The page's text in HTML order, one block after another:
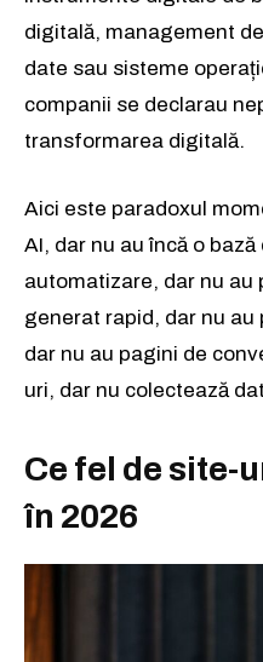
digitală, management
date sau sisteme
companii se declarau
transformarea digitală.
Aici este paradoxul
AI, dar nu au încă o
automatizare, dar nu au
generat rapid, dar nu au
dar nu au pagini de
uri, dar nu colectează
Ce fel de site-
în 2026